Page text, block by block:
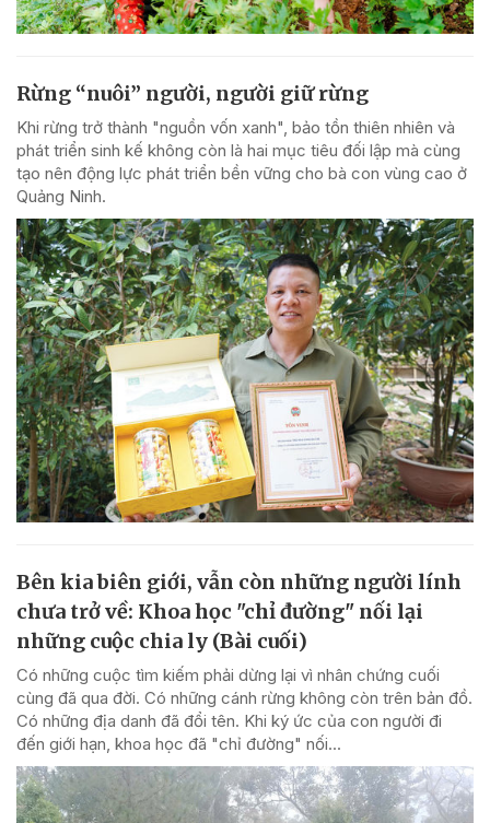
Rừng “nuôi” người, người giữ rừng
Khi rừng trở thành "nguồn vốn xanh", bảo tồn thiên nhiên và
phát triển sinh kế không còn là hai mục tiêu đối lập mà cùng
tạo nên động lực phát triển bền vững cho bà con vùng cao ở
Quảng Ninh.
Bên kia biên giới, vẫn còn những người lính
chưa trở về: Khoa học "chỉ đường" nối lại
những cuộc chia ly (Bài cuối)
Có những cuộc tìm kiếm phải dừng lại vì nhân chứng cuối
cùng đã qua đời. Có những cánh rừng không còn trên bản đồ.
Có những địa danh đã đổi tên. Khi ký ức của con người đi
đến giới hạn, khoa học đã "chỉ đường" nối...